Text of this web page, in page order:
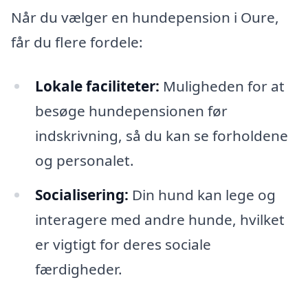
Når du vælger en hundepension i Oure,
får du flere fordele:
Lokale faciliteter: Muligheden for at
besøge hundepensionen før
indskrivning, så du kan se forholdene
og personalet.
Socialisering: Din hund kan lege og
interagere med andre hunde, hvilket
er vigtigt for deres sociale
færdigheder.